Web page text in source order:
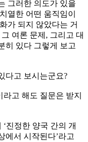
그러한 의도가 있을
열한 어떤 움직임이
가 되지 않았다는 거
여론 문제, 그리고 대
히 있다 그렇게 보고
다고 보시는군요?
고 해도 질문은 받지
진정한 양국 간의 개
에서 시작된다’라고